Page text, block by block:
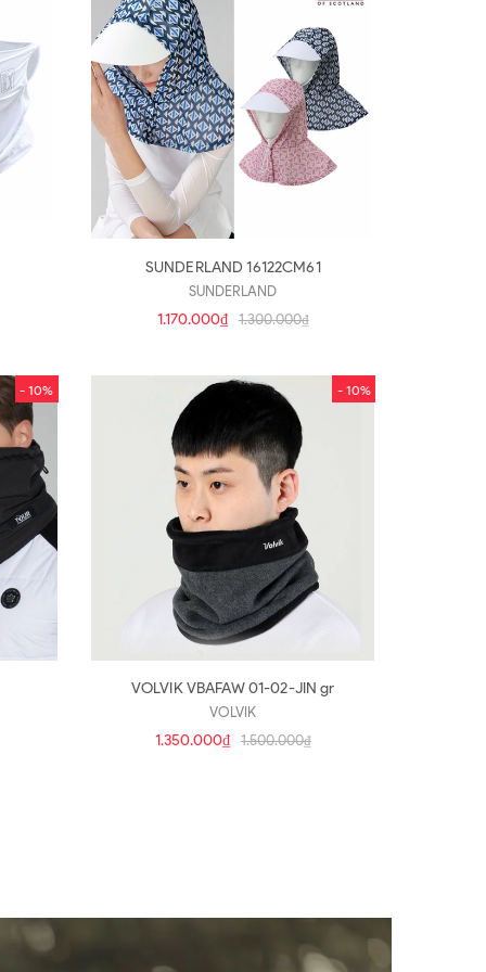
SUNDERLAND 16122CM61
SUNDERLAND
1.170.000₫ 1.300.000₫
- 10% - 10%
VOLVIK VBAFAW 01-02-JIN gr
VOLVIK
1.350.000₫ 1.500.000₫